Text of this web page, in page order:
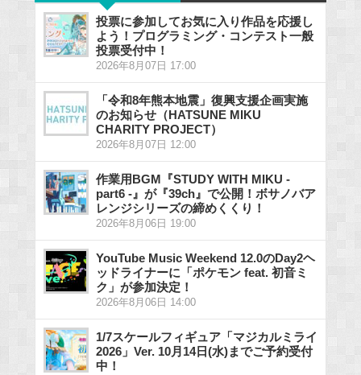
投票に参加してお気に入り作品を応援し
よう！プログラミング・コンテスト一般
投票受付中！
2026年8月07日 17:00
「令和8年熊本地震」復興支援企画実施
のお知らせ（HATSUNE MIKU
CHARITY PROJECT）
2026年8月07日 12:00
作業用BGM『STUDY WITH MIKU -
part6 -』が『39ch』で公開！ボサノバア
レンジシリーズの締めくくり！
2026年8月06日 19:00
YouTube Music Weekend 12.0のDay2ヘ
ッドライナーに「ポケモン feat. 初音ミ
ク」が参加決定！
2026年8月06日 14:00
1/7スケールフィギュア「マジカルミライ
2026」Ver. 10月14日(水)までご予約受付
中！